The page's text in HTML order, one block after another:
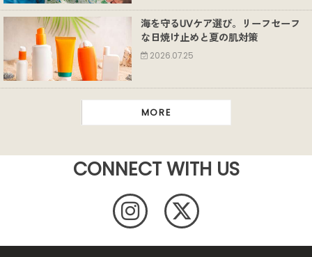
海を守るUVケア選び。リーフセーフ
な日焼け止めと夏の肌対策
2026.07.25
MORE
CONNECT WITH US